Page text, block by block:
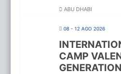
ABU DHABI
08 - 12 AGO 2026
CAMP